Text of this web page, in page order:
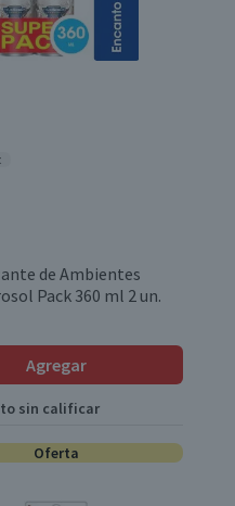
de Ambientes
Pack 360 ml 2 un.
Agregar
sin calificar
Oferta